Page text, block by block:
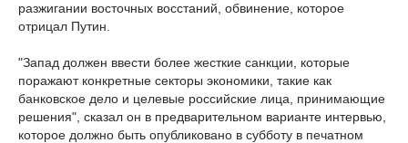
разжигании восточных восстаний, обвинение, которое
отрицал Путин.
"Запад должен ввести более жесткие санкции, которые
поражают конкретные секторы экономики, такие как
банковское дело и целевые российские лица, принимающие
решения", сказал он в предварительном варианте интервью,
которое должно быть опубликовано в субботу в печатном